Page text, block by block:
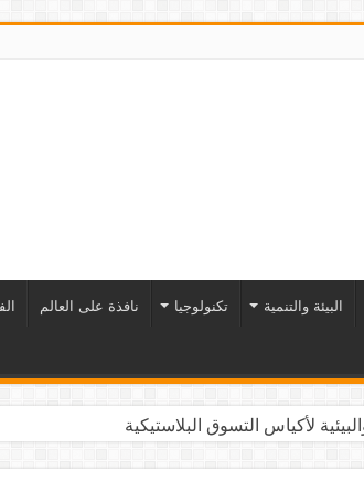
البيئة والتنمية تكنولوجيا نافذة على العالم
لأكياس التسوق البلاستيكية